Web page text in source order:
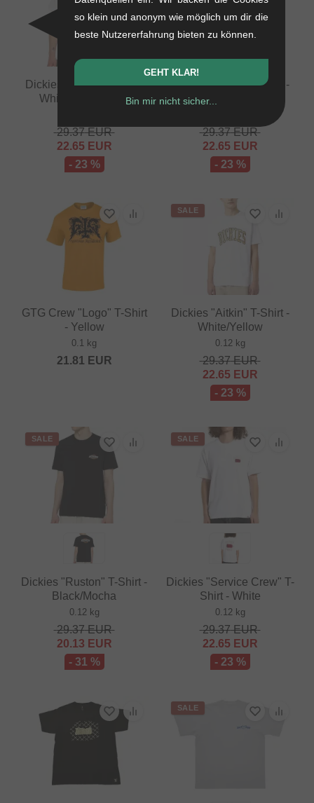
Dickies "Aitkin" T-Shirt -
White/Dark Forest
29.37EUR
22.65 EUR
- 23 %
Dickies "Aitkin" T-Shirt -
Black/Plum
29.37EUR
22.65 EUR
- 23 %
GTG Crew "Logo" T-Shirt
- Yellow
0.1 kg
21.81 EUR
SALE
Dickies "Aitkin" T-Shirt -
White/Yellow
0.12 kg
29.37EUR
22.65 EUR
- 23 %
SALE
Dickies "Ruston" T-Shirt -
Black/Mocha
0.12 kg
29.37EUR
20.13 EUR
- 31 %
SALE
Dickies "Service Crew" T-
Shirt - White
0.12 kg
29.37EUR
22.65 EUR
- 23 %
SALE
so klein und anonym wie möglich um dir die
beste Nutzererfahrung bieten zu können.
GEHT KLAR!
Bin mir nicht sicher...